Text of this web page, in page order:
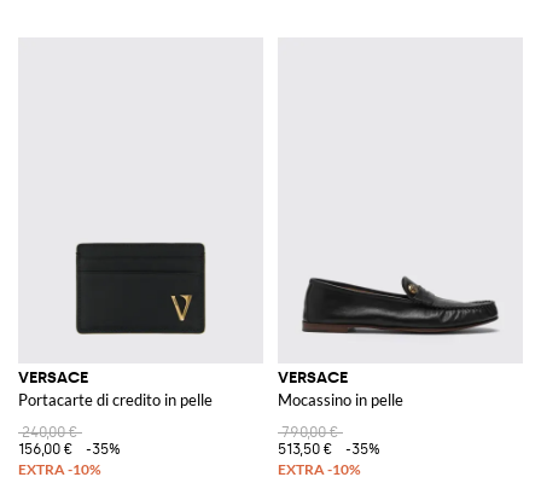
VERSACE
Portacarte di credito in pelle
240,00 €
156,00 €
-35%
VERSACE
Mocassino in pelle
790,00 €
513,50 €
-35%